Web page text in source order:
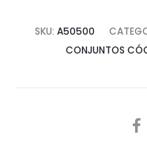
SKU: A50500
CONJUNTOS